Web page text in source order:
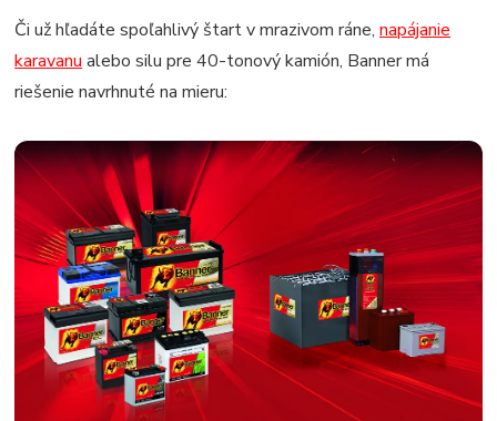
Či už hľadáte spoľahlivý štart v mrazivom ráne,napájanie
karavanualebo silu pre 40-tonový kamión, Banner má
riešenie navrhnuté na mieru: